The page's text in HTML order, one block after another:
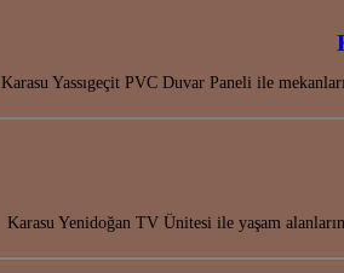
Karasu Yassıgeçit PVC Duvar Paneli ile
Karasu Yenidoğan TV Ünitesi ile yaşam